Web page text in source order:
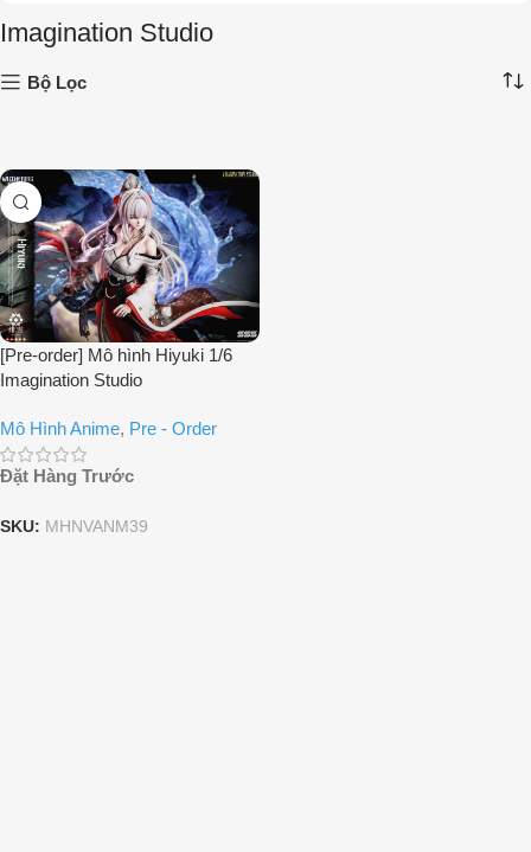
Imagination Studio
Bộ Lọc
[Pre-order] Mô hình Hiyuki 1/6
Imagination Studio
Mô Hình Anime, Pre - Order
Đặt Hàng Trước
SKU: MHNVANM39